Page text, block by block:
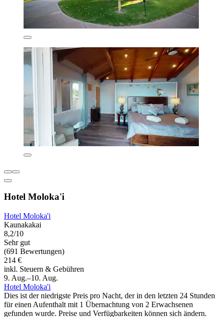
Hotel Moloka'i
Hotel Moloka'i
Kaunakakai
8,2/10
Sehr gut
(691 Bewertungen)
214 €
inkl. Steuern & Gebühren
9. Aug.–10. Aug.
Hotel Moloka'i
Dies ist der niedrigste Preis pro Nacht, der in den letzten 24 Stunden
für einen Aufenthalt mit 1 Übernachtung von 2 Erwachsenen
gefunden wurde. Preise und Verfügbarkeiten können sich ändern.